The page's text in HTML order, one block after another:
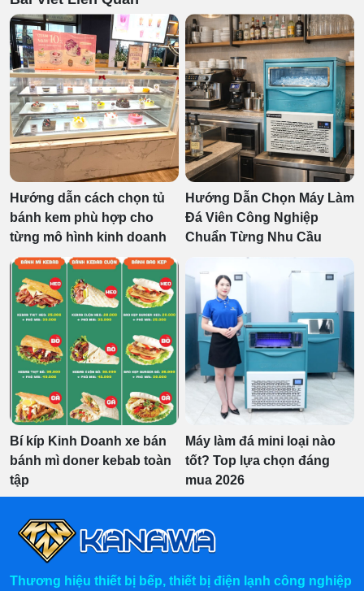
Hướng dẫn cách chọn tủ
bánh kem phù hợp cho
từng mô hình kinh doanh
Hướng Dẫn Chọn Máy Làm
Đá Viên Công Nghiệp
Chuẩn Từng Nhu Cầu
Bí kíp Kinh Doanh xe bán
bánh mì doner kebab toàn
tập
Máy làm đá mini loại nào
tốt? Top lựa chọn đáng
mua 2026
Thương hiệu thiết bị bếp, thiết bị điện lạnh công nghiệp